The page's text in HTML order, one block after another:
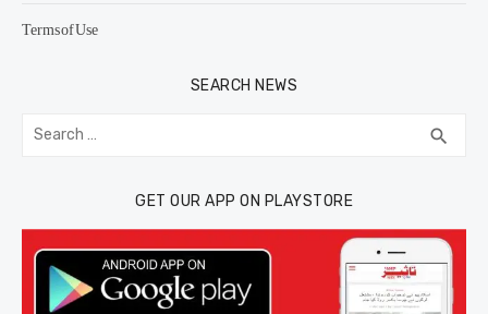
Terms of Use
SEARCH NEWS
Search
for: search
GET OUR APP ON PLAYSTORE